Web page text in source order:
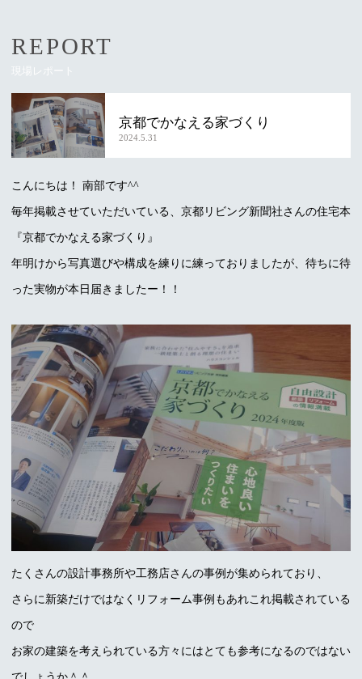
REPORT
現場レポート
京都でかなえる家づくり
2024.5.31
こんにちは！ 南部です^^
毎年掲載させていただいている、京都リビング新聞社さんの住宅本
『京都でかなえる家づくり』
年明けから写真選びや構成を練りに練っておりましたが、待ちに待
った実物が本日届きましたー！！
たくさんの設計事務所や工務店さんの事例が集められており、
さらに新築だけではなくリフォーム事例もあれこれ掲載されている
ので
お家の建築を考えられている方々にはとても参考になるのではない